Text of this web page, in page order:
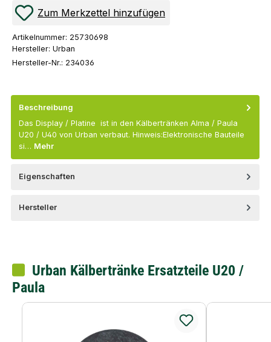
Zum Merkzettel hinzufügen
Artikelnummer: 25730698
Hersteller: Urban
Hersteller-Nr.: 234036
Beschreibung
Das Display / Platine ist in den Kälbertränken Alma / Paula
U20 / U40 von Urban verbaut. Hinweis:Elektronische Bauteile
si… Mehr
Eigenschaften
Hersteller
Urban Kälbertränke Ersatzteile U20 /
Paula